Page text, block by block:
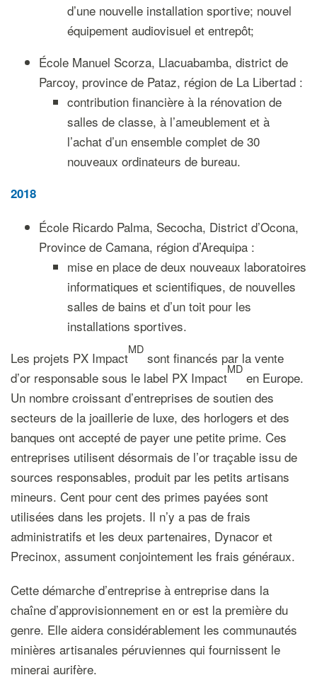
d’une nouvelle installation sportive; nouvel
équipement audiovisuel et entrepôt;
École Manuel Scorza, Llacuabamba, district de
Parcoy, province de Pataz, région de La Libertad :
contribution financière à la rénovation de
salles de classe, à l’ameublement et à
l’achat d’un ensemble complet de 30
nouveaux ordinateurs de bureau.
2018
École Ricardo Palma, Secocha, District d’Ocona,
Province de Camana, région d’Arequipa :
mise en place de deux nouveaux laboratoires
informatiques et scientifiques, de nouvelles
salles de bains et d’un toit pour les
installations sportives.
Les projets PX Impact
MD
sont financés par la vente
d’or responsable sous le label PX Impact
MD
en Europe.
Un nombre croissant d’entreprises de soutien des
secteurs de la joaillerie de luxe, des horlogers et des
banques ont accepté de payer une petite prime. Ces
entreprises utilisent désormais de l’or traçable issu de
sources responsables, produit par les petits artisans
mineurs. Cent pour cent des primes payées sont
utilisées dans les projets. Il n’y a pas de frais
administratifs et les deux partenaires, Dynacor et
Precinox, assument conjointement les frais généraux.
Cette démarche d’entreprise à entreprise dans la
chaîne d’approvisionnement en or est la première du
genre. Elle aidera considérablement les communautés
minières artisanales péruviennes qui fournissent le
minerai aurifère.